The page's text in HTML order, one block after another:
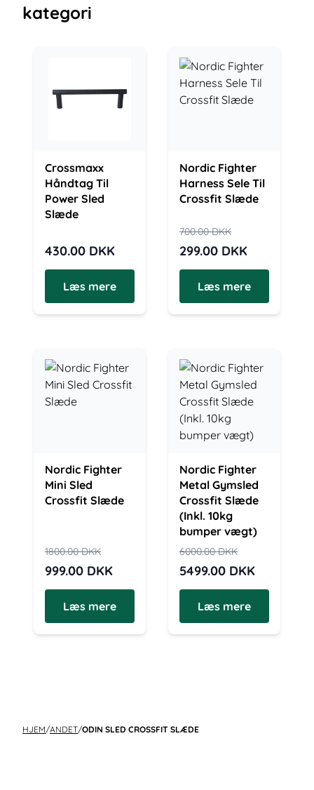
kategori
Crossmaxx
Håndtag Til
Power Sled
Slæde
430.00 DKK
Læs mere
Nordic Fighter
Harness Sele Til
Crossfit Slæde
700.00DKK
299.00 DKK
Læs mere
Nordic Fighter
Mini Sled
Crossfit Slæde
1800.00DKK
999.00 DKK
Læs mere
Nordic Fighter
Metal Gymsled
Crossfit Slæde
(Inkl. 10kg
bumper vægt)
6000.00DKK
5499.00 DKK
Læs mere
HJEM/ANDET/ODIN SLED CROSSFIT SLÆDE